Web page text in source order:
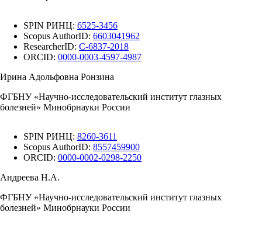
SPIN РИНЦ: 6525-3456
Scopus AuthorID: 6603041962
ResearcherID: C-6837-2018
ORCID: 0000-0003-4597-4987
Ирина Адольфовна Ронзина
ФГБНУ «Научно-исследовательский институт глазных
болезней» Минобрнауки России
SPIN РИНЦ: 8260-3611
Scopus AuthorID: 8557459900
ORCID: 0000-0002-0298-2250
Андреева Н.А.
ФГБНУ «Научно-исследовательский институт глазных
болезней» Минобрнауки России